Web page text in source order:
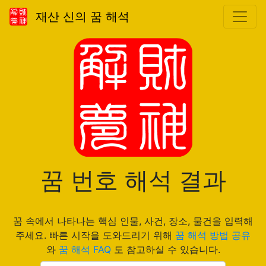
재산 신의 꿈 해석
꿈 번호 해석 결과
꿈 속에서 나타나는 핵심 인물, 사건, 장소, 물건을 입력해
주세요. 빠른 시작을 도와드리기 위해 꿈 해석 방법 공유
와 꿈 해석 FAQ도 참고하실 수 있습니다.